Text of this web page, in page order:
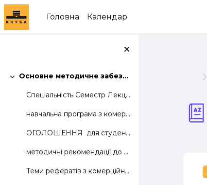
Перейти до головного вмісту
Головна
Календар
Згорнути
Основне методичне забезпечення дисципліни
Спеціальність Семестр Лекцій Лаб. Практ....
навчальна програма з комерційного права
ОГОЛОШЕННЯ для студентів групи ТКД 31: перед п...
методичні рекомендації до оформлення індивідуального завдання
Теми рефератів з комерційного права